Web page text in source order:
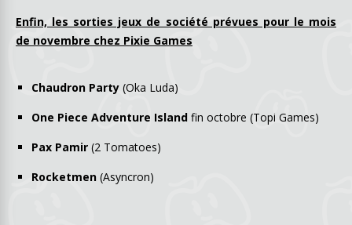
Enfin, les sorties jeux de société prévues pour le mois
de novembre chez Pixie Games
Chaudron Party (Oka Luda)
One Piece Adventure Island fin octobre (Topi Games)
Pax Pamir (2 Tomatoes)
Rocketmen (Asyncron)